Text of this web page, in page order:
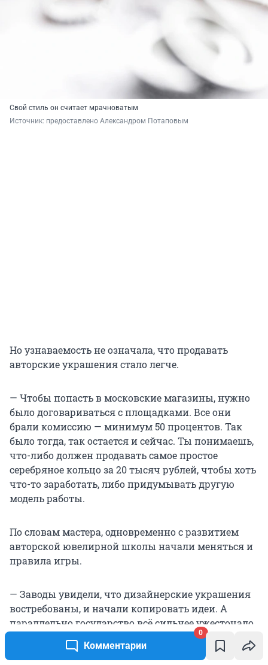
Комментарии
0
Свой стиль он считает мрачноватым
Источник: предоставлено Александром Потаповым
Но узнаваемость не означала, что продавать
авторские украшения стало легче.
— Чтобы попасть в московские магазины, нужно
было договариваться с площадками. Все они
брали комиссию — минимум 50 процентов. Так
было тогда, так остается и сейчас. Ты понимаешь,
что-либо должен продавать самое простое
серебряное кольцо за 20 тысяч рублей, чтобы хоть
что-то заработать, либо придумывать другую
модель работы.
По словам мастера, одновременно с развитием
авторской ювелирной школы начали меняться и
правила игры.
— Заводы увидели, что дизайнерские украшения
востребованы, и начали копировать идеи. А
параллельно государство всё сильнее ужесточало
требования к частным ювелирам, — считает наш
герой. — Просто сделать кольцо и продать его